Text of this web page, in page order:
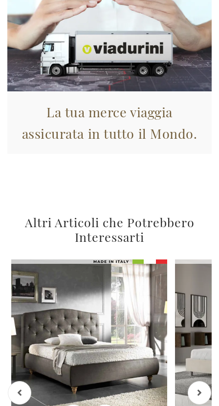
La tua merce viaggia
assicurata in tutto il Mondo.
Altri Articoli che Potrebbero
Interessarti